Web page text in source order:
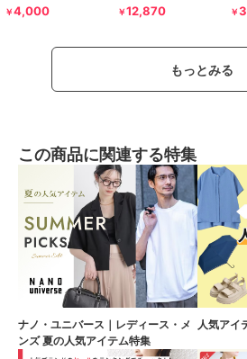
￥4,000 ￥12,870 ￥
もっとみる
この商品に関連する特集
ナノ・ユニバース｜レディース・メ
ンズ 夏の人気アイテム特集
人気アイ